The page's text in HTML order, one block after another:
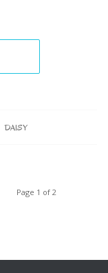
DAISY
Page 1 of 2